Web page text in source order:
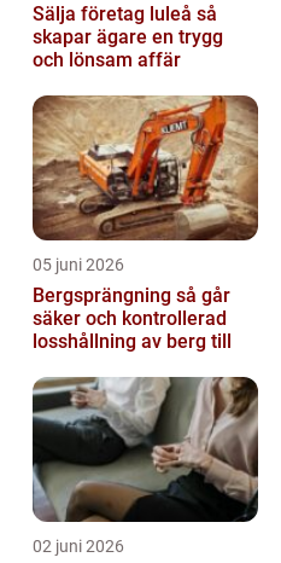
Sälja företag luleå så
skapar ägare en trygg
och lönsam affär
05 juni 2026
Bergsprängning så går
säker och kontrollerad
losshållning av berg till
02 juni 2026